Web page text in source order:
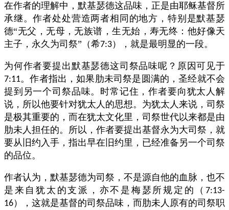
在作者的理解中，默基瑟德这品味，正是由耶稣基督所
承继。作者处处营造两者相同的地方，特别是默基瑟
德“无父，无母，无族谱，生无始，寿无终：他好像天
主子，永久为司祭”（希7:3），就是最明显的一段。
为何作者要提出默基瑟德这司祭品味呢？原因可见于
7:11。作者指出，如果肋未司祭是圆满的，圣经就不会
提到另一个司祭品味。时常记住，作者要向犹太人解
说，所以他要针对犹太人的思想。为犹太人来说，司祭
是极其重要的，而在犹太文化里，司祭世代以来都是由
肋未人担任的。所以，作者要提出基督永为大司祭，就
要从旧约入手，指出早在旧约里，已经准备另一个司祭
的品位。
作者认为，默基瑟德为司祭，不是源自他的血脉，也不
是来自犹太的支派，亦不是梅瑟所规定的（ 7:13-
16），这就是基督的司祭品味，而肋未人原有的司祭职